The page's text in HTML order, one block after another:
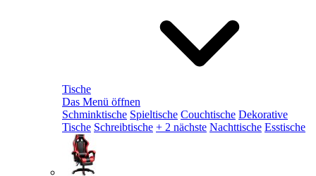
Tische
Das Menü öffnen
Schminktische Spieltische Couchtische Dekorative
Tische Schreibtische + 2 nächste Nachttische Esstische